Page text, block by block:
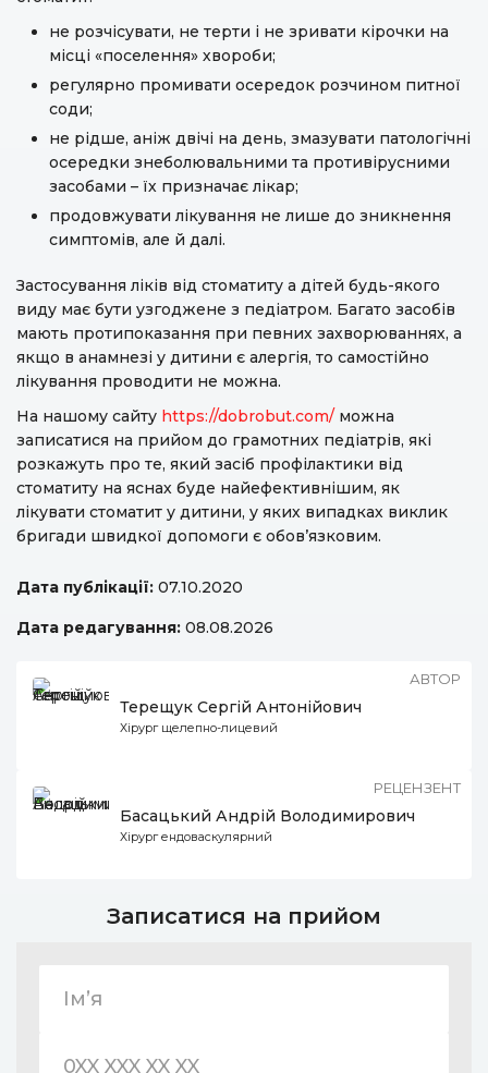
не розчісувати, не терти і не зривати кірочки на
місці «поселення» хвороби;
регулярно промивати осередок розчином питної
соди;
не рідше, аніж двічі на день, змазувати патологічні
осередки знеболювальними та противірусними
засобами – їх призначає лікар;
продовжувати лікування не лише до зникнення
симптомів, але й далі.
Застосування ліків від стоматиту а дітей будь-якого
виду має бути узгоджене з педіатром. Багато засобів
мають протипоказання при певних захворюваннях, а
якщо в анамнезі у дитини є алергія, то самостійно
лікування проводити не можна.
На нашому сайту https://dobrobut.com/ можна
записатися на прийом до грамотних педіатрів, які
розкажуть про те, який засіб профілактики від
стоматиту на яснах буде найефективнішим, як
лікувати стоматит у дитини, у яких випадках виклик
бригади швидкої допомоги є обов’язковим.
Дата публікації: 07.10.2020
Дата редагування: 08.08.2026
АВТОР
Терещук Сергій Антонійович
Хірург щелепно-лицевий
РЕЦЕНЗЕНТ
Басацький Андрій Володимирович
Хірург ендоваскулярний
Записатися на прийом